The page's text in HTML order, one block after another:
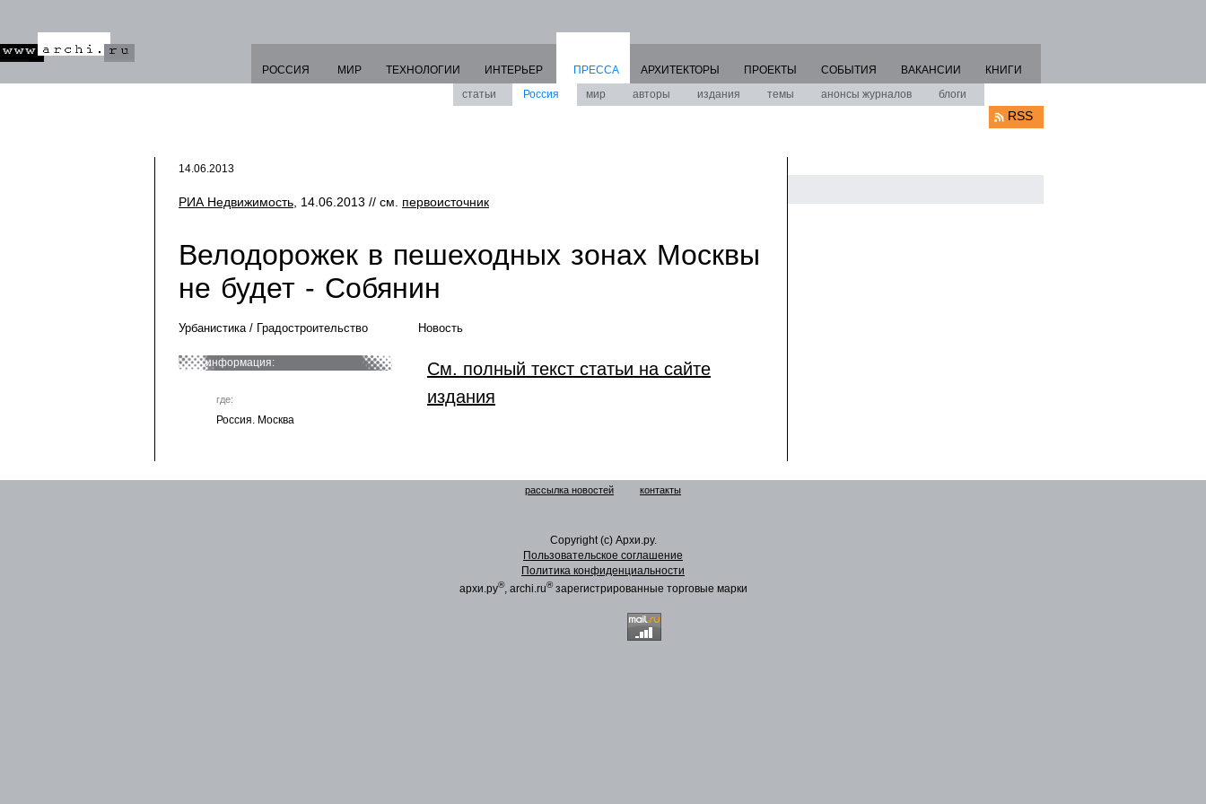
РОССИЯ МИР ТЕХНОЛОГИИ ИНТЕРЬЕР
ПРЕССА
статьи
Россия мир авторы издания темы анонсы журналов блоги
АРХИТЕКТОРЫ ПРОЕКТЫ СОБЫТИЯ ВАКАНСИИ КНИГИ
RSS
14.06.2013
РИА Недвижимость , 14.06.2013 // см. первоисточник
Велодорожек в пешеходных зонах Москвы
не будет - Собянин
Урбанистика / Градостроительство Новость
информация:
где:
Россия. Москва
См. полный текст статьи на сайте
издания
рассылка новостей контакты
Copyright (c) Архи.ру.
Пользовательское соглашение
Политика конфиденциальности
архи.ру®, archi.ru®зарегистрированные торговые марки